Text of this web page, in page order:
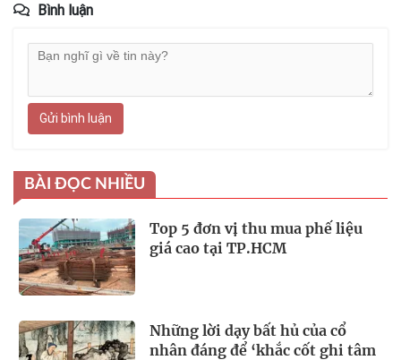
Bình luận
Gửi bình luận
BÀI ĐỌC NHIỀU
Top 5 đơn vị thu mua phế liệu
giá cao tại TP.HCM
Những lời dạy bất hủ của cổ
nhân đáng để ‘khắc cốt ghi tâm